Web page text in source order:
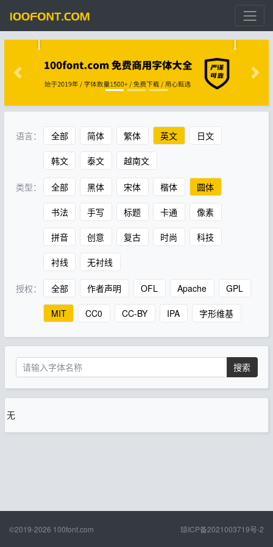
语言： 全部 简体 繁体 英文 日文
韩文 泰文 越南文
类型： 全部 黑体 宋体 楷体 圆体
书法 手写 标题 卡通 像素
拼音 创意 复古 时尚 科技
衬线 无衬线
授权： 全部 作者声明 OFL Apache GPL
MIT CC0 CC-BY IPA 字形维基
搜索
无
©2019-2026 100font.com 琼ICP备2021003719号-2